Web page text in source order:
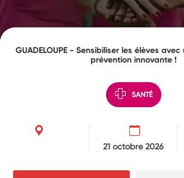
GUADELOUPE - Sensibiliser les élèves
prévention innovante !
SANTÉ
21 octobre 2026